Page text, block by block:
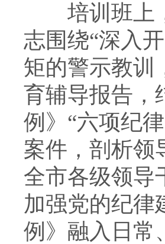
培训班上，
志围绕“深入
矩的警示教训
育辅导报告，
例》“六项纪
案件，剖析领
全市各级领导
加强党的纪律
例》融入日常